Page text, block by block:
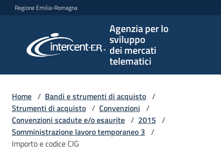
Vai al contenuto
Vai alla navigazione
Vai al footer
Regione Emilia-Romagna
Agenzia per lo
sviluppo
dei mercati
telematici
per lo
sviluppo
telematici
L'Agenzia
Home / Bandi e strumenti di acquisto /
Strumenti di acquisto / Convenzioni /
Convenzioni scadute e/o esaurite / 2015 /
Somministrazione lavoro temporaneo 3 /
Importo e codice CIG